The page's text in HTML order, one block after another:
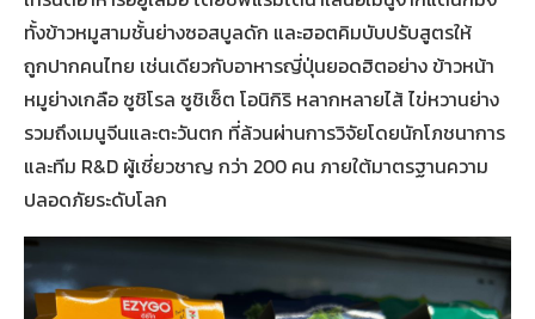
ทั้งข้าวหมูสามชั้นย่างซอสบูลดัก และฮอตคิมบับปรับสูตรให้
ถูกปากคนไทย เช่นเดียวกับอาหารญี่ปุ่นยอดฮิตอย่าง ข้าวหน้า
หมูย่างเกลือ ซูชิโรล ซูชิเซ็ต โอนิกิริ หลากหลายไส้ ไข่หวานย่าง
รวมถึงเมนูจีนและตะวันตก ที่ล้วนผ่านการวิจัยโดยนักโภชนาการ
และทีม R&D ผู้เชี่ยวชาญ กว่า 200 คน ภายใต้มาตรฐานความ
ปลอดภัยระดับโลก